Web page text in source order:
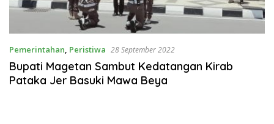
Pemerintahan, Peristiwa 28 September 2022
Bupati Magetan Sambut Kedatangan Kirab
Pataka Jer Basuki Mawa Beya